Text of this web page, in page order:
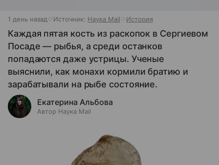
1 день назад Источник: Наука Mail История
Каждая пятая кость из раскопок в Сергиевом
Посаде — рыбья, а среди останков
попадаются даже устрицы. Ученые
выяснили, как монахи кормили братию и
зарабатывали на рыбе состояние.
Екатерина Альбова
Автор Наука Mail